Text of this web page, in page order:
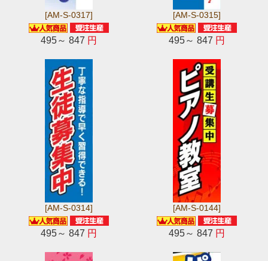
[AM-S-0317]
495～ 847 円
[AM-S-0315]
495～ 847 円
[AM-S-0314]
495～ 847 円
[AM-S-0144]
495～ 847 円